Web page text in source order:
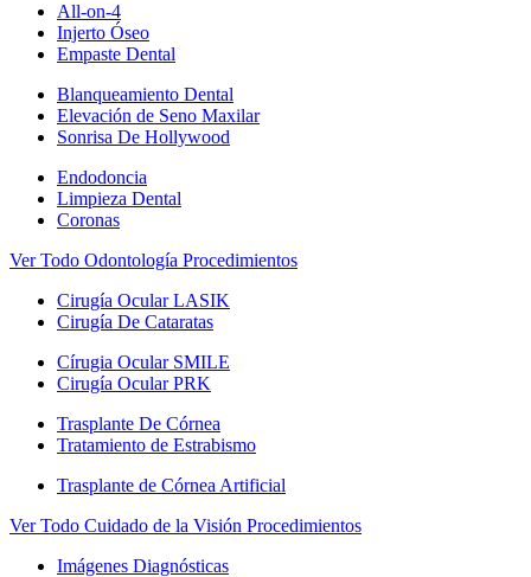
All-on-4
Injerto Óseo
Empaste Dental
Blanqueamiento Dental
Elevación de Seno Maxilar
Sonrisa De Hollywood
Endodoncia
Limpieza Dental
Coronas
Ver Todo Odontología Procedimientos
Cirugía Ocular LASIK
Cirugía De Cataratas
Círugia Ocular SMILE
Cirugía Ocular PRK
Trasplante De Córnea
Tratamiento de Estrabismo
Trasplante de Córnea Artificial
Ver Todo Cuidado de la Visión Procedimientos
Imágenes Diagnósticas